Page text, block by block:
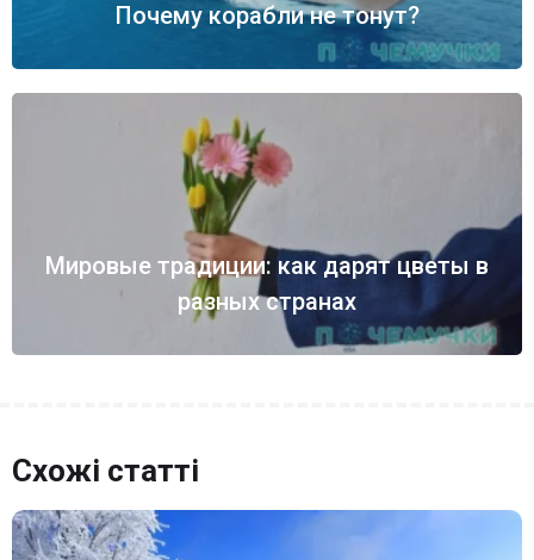
Почему корабли не тонут?
Мировые традиции: как дарят цветы в
разных странах
Схожі статті